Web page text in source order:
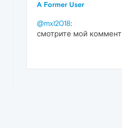
A Former User
@mxl2018:
смотрите мой коммент